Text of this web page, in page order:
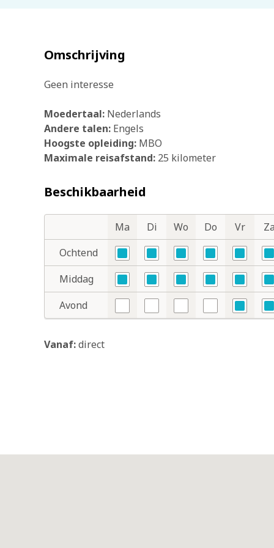
Omschrijving
Geen interesse
Moedertaal: Nederlands
Andere talen: Engels
Hoogste opleiding: MBO
Maximale reisafstand: 25 kilometer
Beschikbaarheid
DagdelenMa Di Wo Do Vr Za
Ochtend
Ja
Ja Ja Ja Ja Ja
Middag
Ja
Ja Ja Ja Ja Ja
Avond
Nee
Nee Nee Nee Ja Ja
Vanaf:direct